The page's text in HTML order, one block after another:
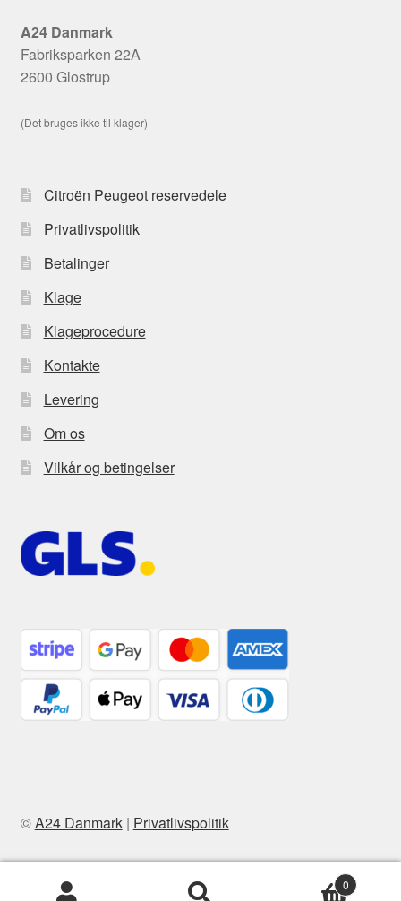
A24 Danmark
Fabriksparken 22A
2600 Glostrup
(Det bruges ikke til klager)
Citroën Peugeot reservedele
Privatlivspolitik
Betalinger
Klage
Klageprocedure
Kontakte
Levering
Om os
Vilkår og betingelser
©A24 Danmark| Privatlivspolitik
0